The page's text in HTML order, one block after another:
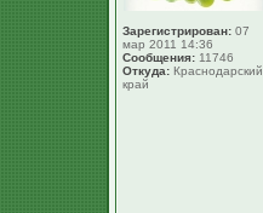
Зарегистрирован: 07
мар 2011 14:36
Сообщения: 11746
Откуда: Краснодарский
край